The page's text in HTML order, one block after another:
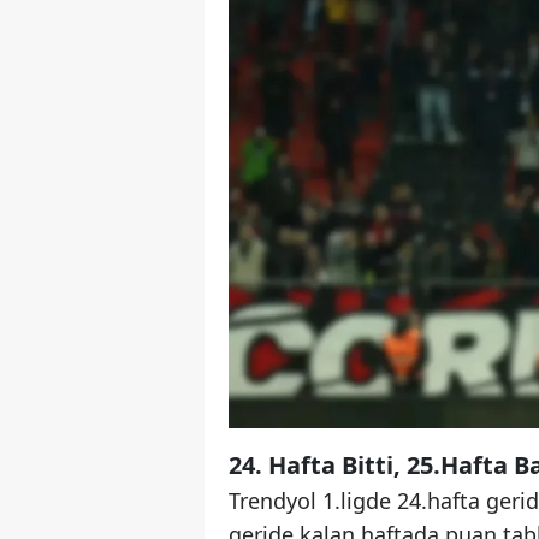
24. Hafta Bitti, 25.Hafta
Trendyol 1.ligde 24.hafta